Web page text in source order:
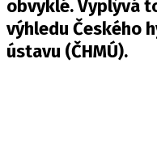
obvyklé. Vyplývá
výhledu Českého
ústavu (ČHMÚ).